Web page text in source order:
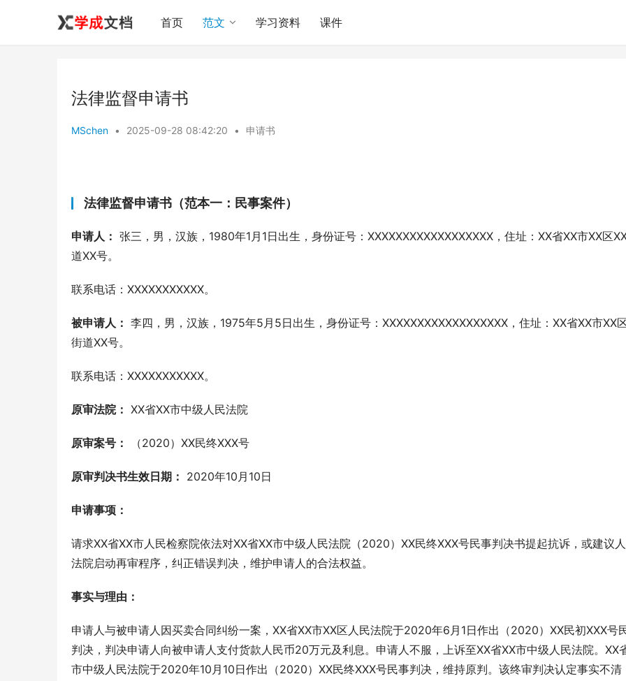
首页 范文 学习资料 课件
法律监督申请书
MSchen • 2025-09-28 08:42:20 • 申请书
法律监督申请书（范本一：民事案件）
申请人： 张三，男，汉族，1980年1月1日出生，身份证号：XXXXXXXXXXXXXXXXXX，住址：XX省XX市XX区
道XX号。
联系电话：XXXXXXXXXXX。
被申请人： 李四，男，汉族，1975年5月5日出生，身份证号：XXXXXXXXXXXXXXXXXX，住址：XX省XX市XX
街道XX号。
联系电话：XXXXXXXXXXX。
原审法院： XX省XX市中级人民法院
原审案号： （2020）XX民终XXX号
原审判决书生效日期： 2020年10月10日
申请事项：
请求XX省XX市人民检察院依法对XX省XX市中级人民法院（2020）XX民终XXX号民事判决书提起抗诉，或建议
法院启动再审程序，纠正错误判决，维护申请人的合法权益。
事实与理由：
申请人与被申请人因买卖合同纠纷一案，XX省XX市XX区人民法院于2020年6月1日作出（2020）XX民初XXX号
判决，判决申请人向被申请人支付货款人民币20万元及利息。申请人不服，上诉至XX省XX市中级人民法院。XX
市中级人民法院于2020年10月10日作出（2020）XX民终XXX号民事判决，维持原判。该终审判决认定事实不清